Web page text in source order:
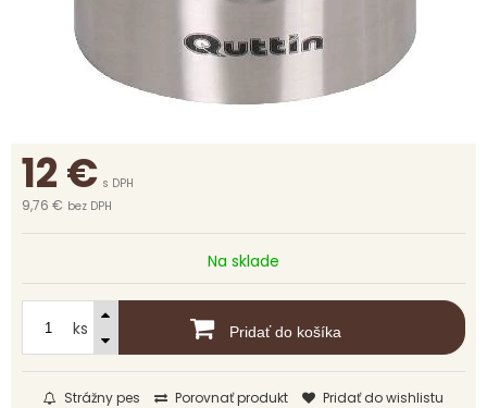
12€ s DPH
9,76 € bez DPH
Na sklade
ks Pridať do košíka
Strážny pes Porovnať produkt Pridať do wishlistu